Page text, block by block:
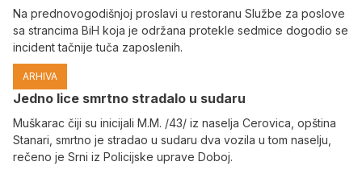
Na prednovogodišnjoj proslavi u restoranu Službe za poslove
sa strancima BiH koja je održana protekle sedmice dogodio se
incident tačnije tuča zaposlenih.
ARHIVA
Јedno lice smrtno stradalo u sudaru
Muškarac čiji su inicijali M.M. /43/ iz naselja Cerovica, opština
Stanari, smrtno je stradao u sudaru dva vozila u tom naselju,
rečeno je Srni iz Policijske uprave Doboj.